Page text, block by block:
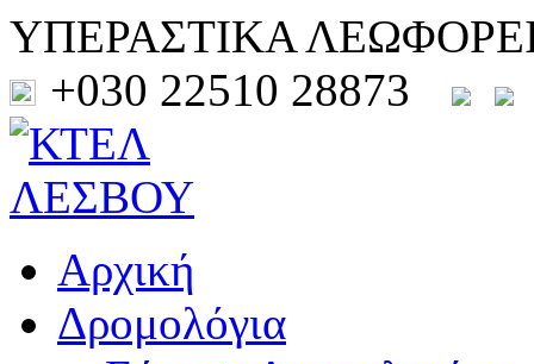
ΥΠΕΡΑΣΤΙΚΑ
+030 22510 28873
Αρχική
Δρομολόγια